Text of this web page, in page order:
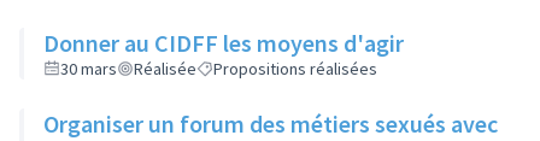
Donner au CIDFF les moyens d'agir
30 mars Réalisée Propositions réalisées
Organiser un forum des métiers sexués avec